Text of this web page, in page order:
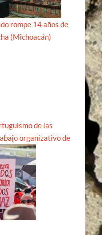
rompe 14 años de
(Michoacán)
de las
organizativo de